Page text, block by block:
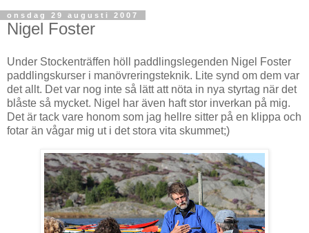
onsdag 29 augusti 2007
Nigel Foster
Under Stockenträffen höll paddlingslegenden Nigel Foster
paddlingskurser i manövreringsteknik. Lite synd om dem var
det allt. Det var nog inte så lätt att nöta in nya styrtag när det
blåste så mycket. Nigel har även haft stor inverkan på mig.
Det är tack vare honom som jag hellre sitter på en klippa och
fotar än vågar mig ut i det stora vita skummet;)